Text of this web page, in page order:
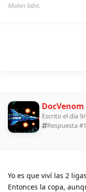
Molon labe.
DocVenom
Escrito el día
Respuesta #
Yo es que viví las 2
Entonces la copa,